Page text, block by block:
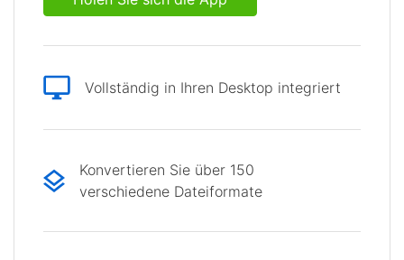
Vollständig in Ihren Desktop integriert
Konvertieren Sie über 150
verschiedene Dateiformate